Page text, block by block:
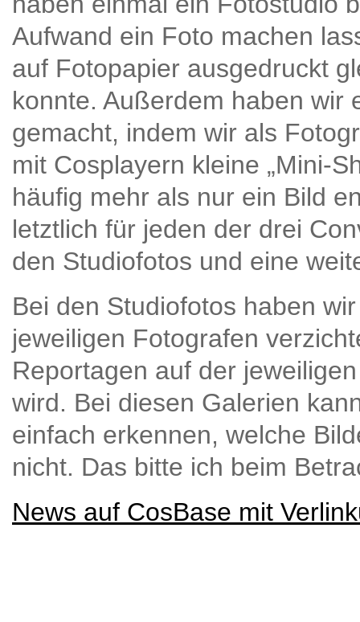
Aufwand ein Foto machen
auf Fotopapier ausgedruckt
konnte. Außerdem haben wir
gemacht, indem wir als
mit Cosplayern kleine „Mini-
häufig mehr als nur ein Bild
letztlich für jeden der drei
den Studiofotos und eine
Bei den Studiofotos haben
jeweiligen Fotografen
Reportagen auf der
wird. Bei diesen Galerien
einfach erkennen, welche
nicht. Das bitte ich beim
News auf CosBase mit